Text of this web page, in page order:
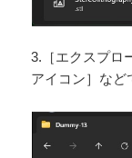
3.［エクスプロ
アイコン］など